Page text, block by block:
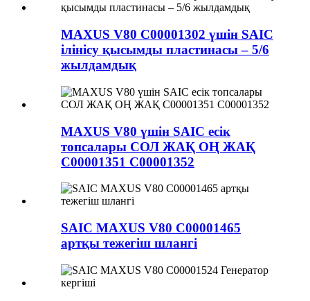
MAXUS V80 C00001302 үшін SAIC
ілінісу қысымды пластинасы – 5/6
жылдамдық
MAXUS V80 үшін SAIC есік
топсалары СОЛ ЖАҚ ОҢ ЖАҚ
C00001351 C00001352
SAIC MAXUS V80 C00001465
артқы тежегіш шлангі